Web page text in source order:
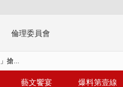
倫理委員會
搶...
師... 藝文饗宴 爆料第壹線